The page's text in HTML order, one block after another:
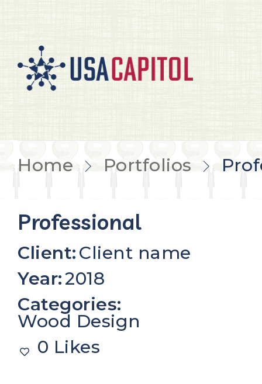
Home Portfolios
Professional
Client:Client name
Year:2018
Categories:
Wood Design
0 Likes